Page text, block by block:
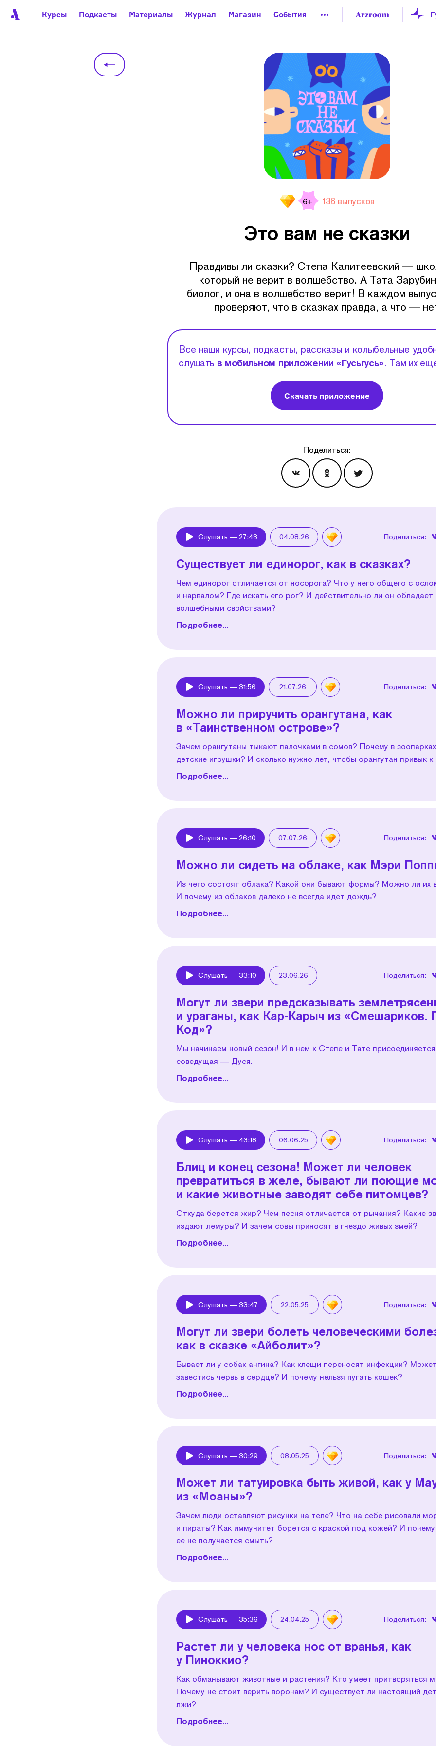
Курсы Подкасты Материалы Журнал Магазин События
Русский язык от «гой еси» до «лол кек»
Русское искусство XX века
Русская литература XX века
6+ 136 выпусков
Это вам не сказки
Правдивы ли сказки? Степа Калитеевский —
который не верит в волшебство. А Тата
биолог, и она в волшебство верит! В каждом
проверяют, что в сказках правда, а что —
Все наши курсы, подкасты, рассказы и колыбельные
слушать в мобильном приложении «Гусьгусь». Там их
Скачать приложение
Поделиться:
Play
Слушать — 27:43 04.08.26 Поделиться:
Существует ли единорог, как в сказках?
Чем единорог отличается от носорога? Что у него общего с
и нарвалом? Где искать его рог? И действительно ли он обладает
волшебными свойствами?
Подробнее...
Play
Слушать — 31:56 21.07.26 Поделиться:
Можно ли приручить орангутана, как
в «Таинственном острове»?
Зачем орангутаны тыкают палочками в сомов? Почему в
детские игрушки? И сколько нужно лет, чтобы орангутан привык к
Подробнее...
Play
Слушать — 26:10 07.07.26 Поделиться:
Можно ли сидеть на облаке, как Мэри
Из чего состоят облака? Какой они бывают формы? Можно ли их
И почему из облаков далеко не всегда идет дождь?
Подробнее...
Play
Слушать — 33:10 23.06.26 Поделиться:
Могут ли звери предсказывать
и ураганы, как Кар-Карыч из «Смешариков.
Код»?
Мы начинаем новый сезон! И в нем к Степе и Тате
соведущая — Дуся.
Подробнее...
Play
Слушать — 43:18 06.06.25 Поделиться:
Блиц и конец сезона! Может ли человек
превратиться в желе, бывают ли поющие
и какие животные заводят себе питомцев?
Откуда берется жир? Чем песня отличается от рычания? Какие
издают лемуры? И зачем совы приносят в гнездо живых змей?
Подробнее...
Play
Слушать — 33:47 22.05.25 Поделиться:
Могут ли звери болеть человеческими
как в сказке «Айболит»?
Бывает ли у собак ангина? Как клещи переносят инфекции?
завестись червь в сердце? И почему нельзя пугать кошек?
Подробнее...
Play
Слушать — 30:29 08.05.25 Поделиться:
Может ли татуировка быть живой, как у
из «Моаны»?
Зачем люди оставляют рисунки на теле? Что на себе рисовали
и пираты? Как иммунитет борется с краской под кожей? И почему
ее не получается смыть?
Подробнее...
Play
Слушать — 35:36 24.04.25 Поделиться:
Растет ли у человека нос от вранья, как
у Пиноккио?
Как обманывают животные и растения? Кто умеет притворяться
Почему не стоит верить воронам? И существует ли настоящий
лжи?
Подробнее...